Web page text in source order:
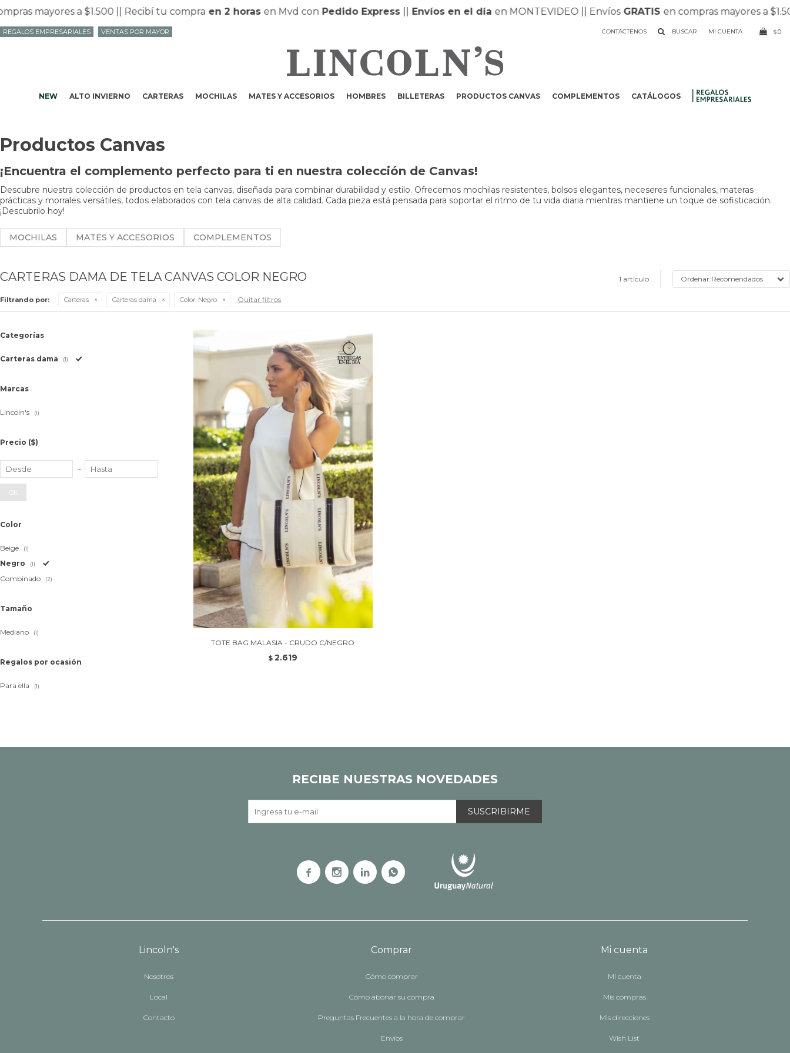
mayores a $1.500 || Recibí tu compraen 2 horasen Mvd conPedido Express||Envíos en el díaen MONTEVIDEO || EnvíosGRATISen compras mayores a
NEW ALTO INVIERNO CARTERAS MOCHILAS MATES Y ACCESORIOS HOMBRES BILLETERAS PRODUCTOS CANVAS COMPLEMENTOS CATÁLOGOS
CONTÁCTENOS $0
REGALOS EMPRESARIALES VENTAS POR MAYOR
Productos Canvas
¡Encuentra el complemento perfecto para ti en nuestra colección de Canvas!
Descubre nuestra colección de productos en tela canvas, diseñada para combinar durabilidad y estilo. Ofrecemos mochilas resistentes, bolsos elegantes, neceseres funcionales, materas
prácticas y morrales versátiles, todos elaborados con tela canvas de alta calidad. Cada pieza está pensada para soportar el ritmo de tu vida diaria mientras mantiene un toque de sofisticación.
¡Descubrilo hoy!
MOCHILAS MATES Y ACCESORIOS COMPLEMENTOS
CARTERAS DAMA DE TELA CANVAS COLOR NEGRO 1 artículo Recomendados
Filtrando por: Carteras Carteras dama Color: Negro Quitar filtros
TOTE BAG MALASIA - CRUDO C/NEGRO
$ 2.619
Categorías
Carteras dama (1)
Marcas
Lincoln's (1)
Precio ($)
OK
Color
Beige (1)
Negro (1)
Combinado (2)
Tamaño
Mediano (1)
Regalos por ocasión
Para ella (1)
Lincoln's
Nosotros
Local
Contacto
Comprar
Cómo comprar
Cómo abonar su compra
Preguntas Frecuentes a la hora de comprar
Envíos
Mi cuenta
Mi cuenta
Mis compras
Mis direcciones
Wish List
RECIBE NUESTRAS NOVEDADES
SUSCRIBIRME
   